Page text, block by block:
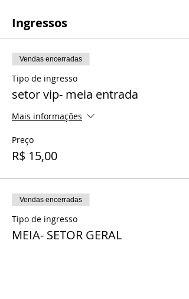
Ingressos
Vendas encerradas
Tipo de ingresso
setor vip- meia entrada
Mais informações
Preço
R$ 15,00
Vendas encerradas
Tipo de ingresso
MEIA- SETOR GERAL